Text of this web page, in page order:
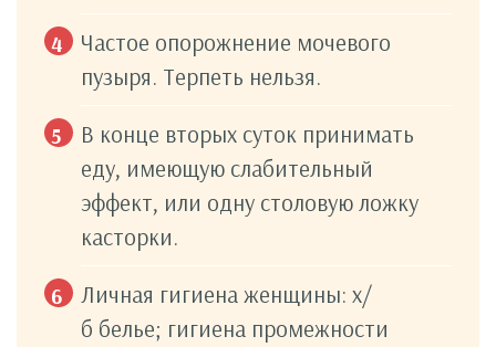
Частое опорожнение мочевого
пузыря. Терпеть нельзя.
В конце вторых суток принимать
еду, имеющую слабительный
эффект, или одну столовую ложку
касторки.
Личная гигиена женщины: х/
б белье; гигиена промежности